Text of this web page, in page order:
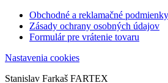
Obchodné a reklamačné podmienky
Zásady ochrany osobných údajov
Formulár pre vrátenie tovaru
Nastavenia cookies
Stanislav Farkaš FARTEX